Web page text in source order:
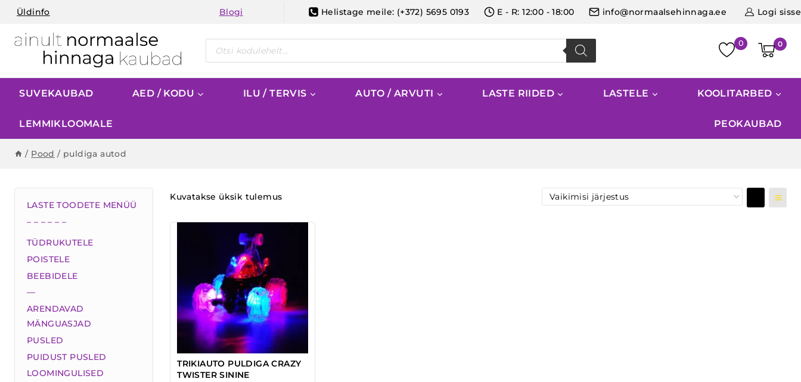
Skip
content
Üldinfo Blogi Helistage meile: (+372) 5695 0193 E - R: 12:00 - 18:00 info@normaalsehinnaga.ee Logi sisse
Products
search
0
SUVEKAUBAD AED / KODU ILU / TERVIS AUTO / ARVUTI LASTE RIIDED LASTELE KOOLITARBED
LEMMIKLOOMALE PEOKAUBAD
/ Pood / puldiga autod
Kuvatakse üksik tulemus
TRIKIAUTO PULDIGA CRAZY
TWISTER SININE
LASTE TOODETE MENÜÜ
– – – – – –
TÜDRUKUTELE
POISTELE
BEEBIDELE
—
ARENDAVAD
MÄNGUASJAD
PUSLED
PUIDUST PUSLED
LOOMINGULISED